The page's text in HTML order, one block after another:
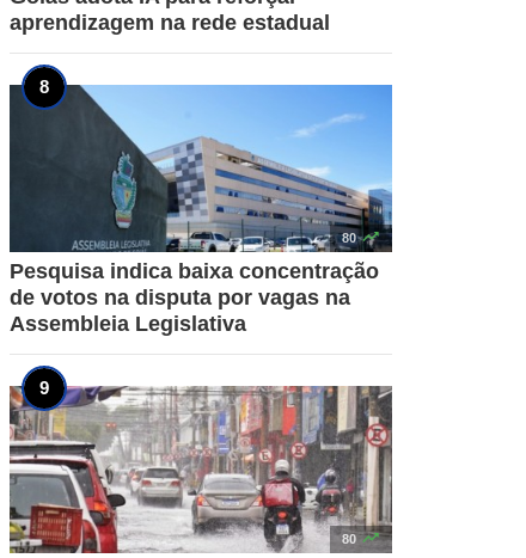
aprendizagem na rede estadual
80 
Pesquisa indica baixa concentração
de votos na disputa por vagas na
Assembleia Legislativa
80 